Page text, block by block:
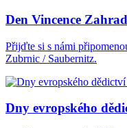
Den Vincence
Přijďte si s námi
Zubrnic / Saubernitz.
Dny evropského